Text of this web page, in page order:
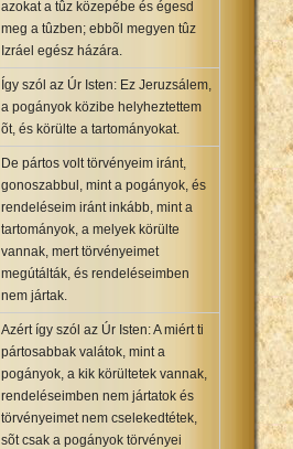
azokat a tûz közepébe és égesd
meg a tûzben; ebbõl megyen tûz
Izráel egész házára.
Így szól az Úr Isten: Ez Jeruzsálem,
a pogányok közibe helyheztettem
õt, és körülte a tartományokat.
De pártos volt törvényeim iránt,
gonoszabbul, mint a pogányok, és
rendeléseim iránt inkább, mint a
tartományok, a melyek körülte
vannak, mert törvényeimet
megútálták, és rendeléseimben
nem jártak.
Azért így szól az Úr Isten: A miért ti
pártosabbak valátok, mint a
pogányok, a kik körültetek vannak,
rendeléseimben nem jártatok és
törvényeimet nem cselekedtétek,
sõt csak a pogányok törvényei